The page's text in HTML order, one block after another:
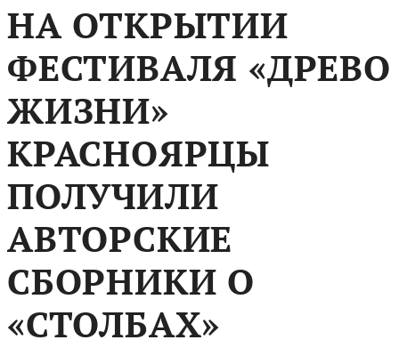
НА ОТКРЫТИИ
ФЕСТИВАЛЯ «ДРЕВО
ЖИЗНИ»
КРАСНОЯРЦЫ
ПОЛУЧИЛИ
АВТОРСКИЕ
СБОРНИКИ О
«СТОЛБАХ»